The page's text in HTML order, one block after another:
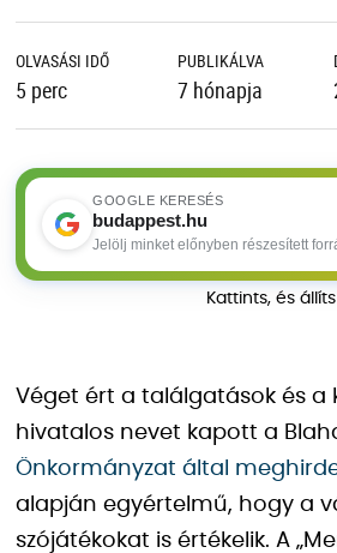
OLVASÁSI IDŐ
5 perc
PUBLIKÁLVA
7 hónapja
GOOGLE KERESÉS
budappest.hu
Jelölj minket előnyben részesített
Kattints, és
Véget ért a találgatások és a
hivatalos nevet kapott a
Önkormányzat által
alapján egyértelmű, hogy a
szójátékokat is értékelik. A